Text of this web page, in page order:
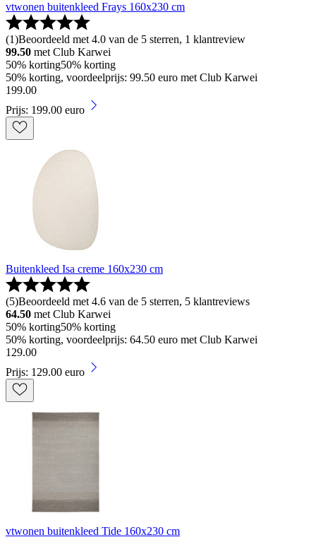
vtwonen buitenkleed Frays 160x230 cm
(1)Beoordeeld met 4.0 van de 5 sterren, 1 klantreview
99.50 met Club Karwei
50% korting50% korting
50% korting, voordeelprijs: 99.50 euro met Club Karwei
199.00
Prijs: 199.00 euro
Buitenkleed Isa creme 160x230 cm
(5)Beoordeeld met 4.6 van de 5 sterren, 5 klantreviews
64.50 met Club Karwei
50% korting50% korting
50% korting, voordeelprijs: 64.50 euro met Club Karwei
129.00
Prijs: 129.00 euro
vtwonen buitenkleed Tide 160x230 cm